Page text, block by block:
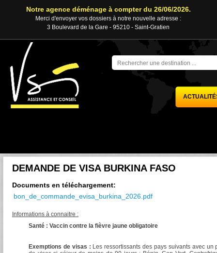
Notre agence déménage à compter du 26/06/2026.
Merci d'envoyer vos dossiers à notre nouvelle adresse :
3 Boulevard de la Gare - 95210 - Saint-Gratien
DEMANDE DE VISA BURKINA FASO
Documents en téléchargement:
bon_de_commande_evisa_burkina_2026.pdf
Informations à connaitre :
Santé : Vaccin contre la fièvre jaune obligatoire
Exemptions de visas : Les ressortissants des pays suivants avec